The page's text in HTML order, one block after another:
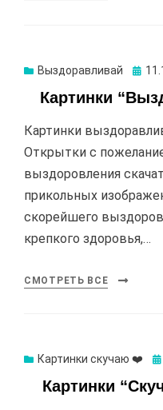
Выздоравливай
Картинки
Картинки
Открытки с
выздоровления
прикольных
скорейшего
крепкого здоровья,…
СМОТРЕТЬ ВСЕ
Картинки скучаю ❤️
Картинки